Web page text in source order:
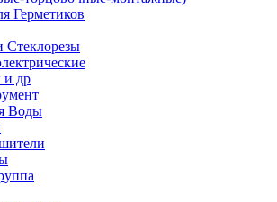
Герметиков
Стеклорезы
и др
Воды